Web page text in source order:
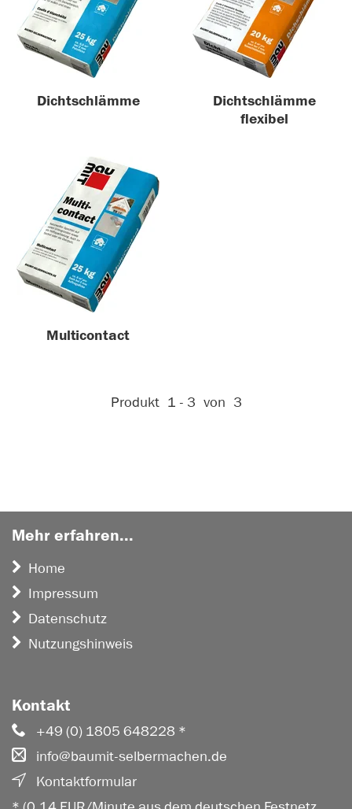
Dichtschlämme
Dichtschlämme
flexibel
Multicontact
Aktive Filter:
Produkt 1 - 3 von 3
Mehr erfahren...
Home
Impressum
Datenschutz
Nutzungshinweis
Kontakt
+49 (0) 1805 648228 *
info@baumit-selbermachen.de
Kontaktformular